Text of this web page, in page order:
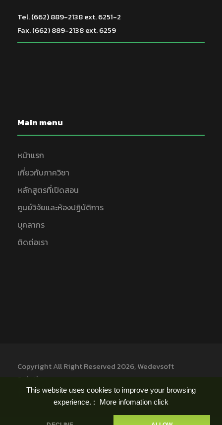
This website uses cookies to improve your browsing
experience. :
More infomation click
Tel. (662) 889-2138 ext. 6251-2
Fax. (662) 889-2138 ext. 6259
Main menu
หน้าแรก
เกี่ยวกับภาควิชา
หลักสูตรที่เปิดสอน
ศูนย์วิจัยและห้องปฏิบัติการ
บุคลากร
ติดต่อเรา
Copyright All Right Reserved 2026, Wedevsoft
Solution